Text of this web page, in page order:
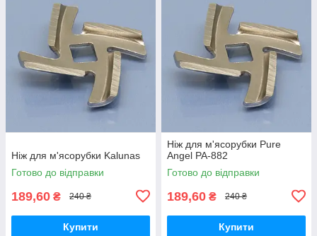
Ніж для м'ясорубки Kalunas
Готово до відправки
189,60 ₴ 240 ₴
Купити
Ніж для м'ясорубки Pure
Angel PA-882
Готово до відправки
189,60 ₴ 240 ₴
Купити